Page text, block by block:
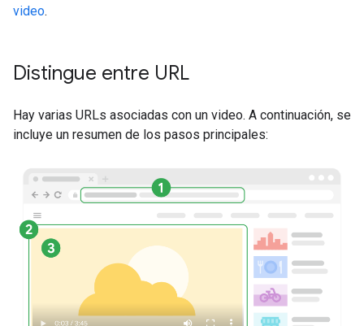
video.
Distingue entre URL
Hay varias URLs asociadas con un video. A continuación, se
incluye un resumen de los pasos principales: